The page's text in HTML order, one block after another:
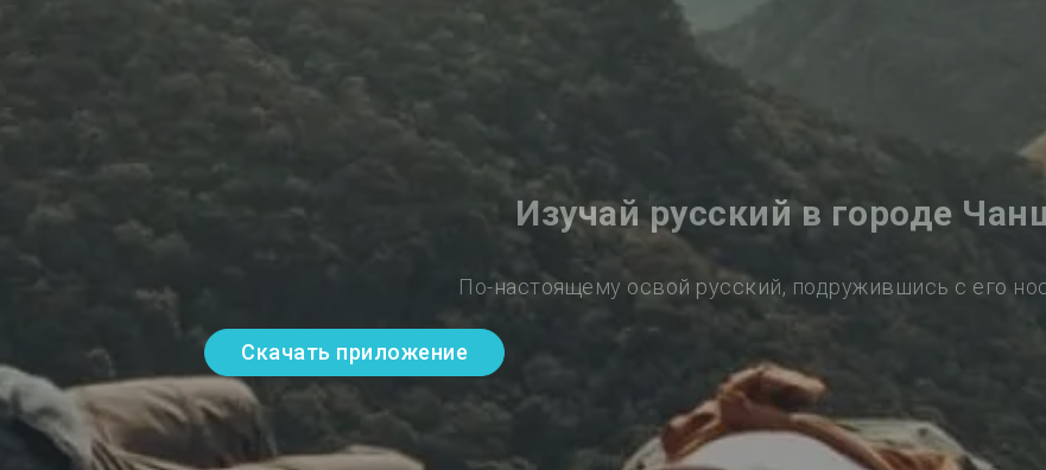
Изучай русский в городе
По-настоящему освой русский, подружившись с его
Скачать приложение